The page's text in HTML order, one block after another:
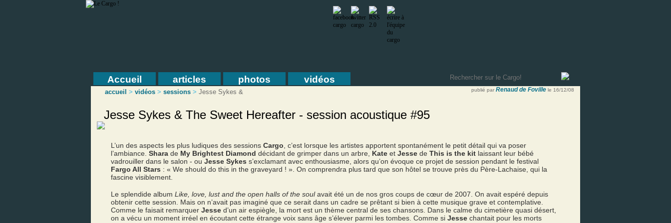
Accueil articles photos vidéos
accueil > vidéos > sessions > Jesse Sykes & publié par Renaud de Foville le 16/12/08
Jesse Sykes & The Sweet Hereafter - session acoustique #95
L’un des aspects les plus ludiques des sessions Cargo , c’est lorsque les artistes apportent spontanément le petit détail qui va poser
l’ambiance. Shara de My Brightest Diamond décidant de grimper dans un arbre, Kate et Jesse de This is the kit laissant leur bébé
vadrouiller dans le salon - ou Jesse Sykes s’exclamant avec enthousiasme, alors qu’on évoque ce projet de session pendant le festival
Fargo All Stars : « We should do this in the graveyard ! ». On comprendra plus tard que son hôtel se trouve près du Père-Lachaise, qui la
fascine visiblement.
Le splendide album Like, love, lust and the open halls of the soulavait été un de nos gros coups de cœur de 2007. On avait espéré depuis
obtenir cette session. Mais on n’avait pas imaginé que ce serait dans un cadre se prêtant si bien à cette musique grave et contemplative.
Comme le faisait remarquer Jesse d’un air espiègle, la mort est un thème central de ses chansons. Dans le calme du cimetière quasi désert,
on a vécu un moment irréel en écoutant cette étrange voix sans âge s’élever parmi les tombes. Comme si Jesse chantait pour les morts